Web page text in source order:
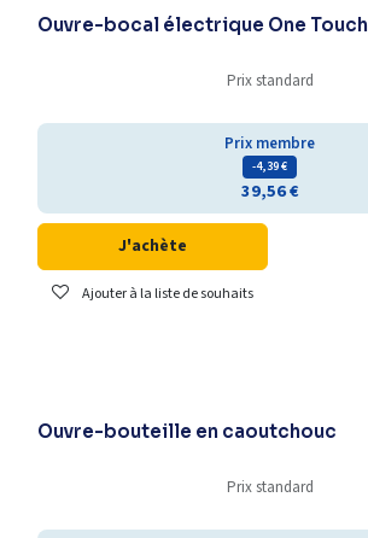
Ouvre-bocal électrique One Touch
Prix standard
Prix membre
- 4,39€
39,56€
J'achète
Ajouter à la liste de souhaits
Ouvre-bouteille en caoutchouc
Prix standard